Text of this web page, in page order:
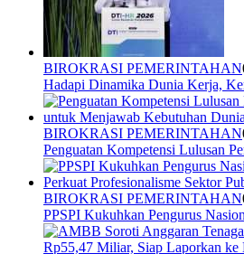
BIROKRASI PEMERINTAHAN
Hadapi Dinamika Dunia Kerja,
BIROKRASI PEMERINTAHAN
Penguatan Kompetensi Lulusan
BIROKRASI PEMERINTAHAN
PPSPI Kukuhkan Pengurus